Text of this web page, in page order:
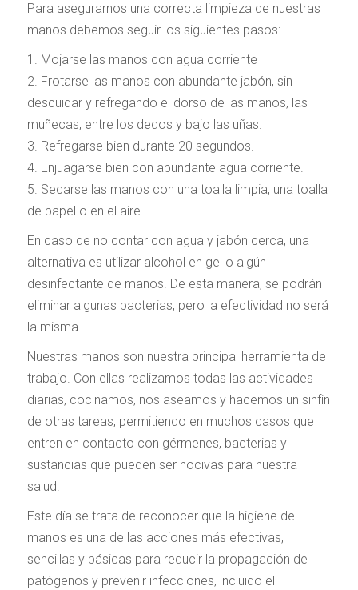
Para asegurarnos una correcta limpieza de nuestras
manos debemos seguir los siguientes pasos:
1. Mojarse las manos con agua corriente
2. Frotarse las manos con abundante jabón, sin
descuidar y refregando el dorso de las manos, las
muñecas, entre los dedos y bajo las uñas.
3. Refregarse bien durante 20 segundos.
4. Enjuagarse bien con abundante agua corriente.
5. Secarse las manos con una toalla limpia, una toalla
de papel o en el aire.
En caso de no contar con agua y jabón cerca, una
alternativa es utilizar alcohol en gel o algún
desinfectante de manos. De esta manera, se podrán
eliminar algunas bacterias, pero la efectividad no será
la misma.
Nuestras manos son nuestra principal herramienta de
trabajo. Con ellas realizamos todas las actividades
diarias, cocinamos, nos aseamos y hacemos un sinfín
de otras tareas, permitiendo en muchos casos que
entren en contacto con gérmenes, bacterias y
sustancias que pueden ser nocivas para nuestra
salud.
Este día se trata de reconocer que la higiene de
manos es una de las acciones más efectivas,
sencillas y básicas para reducir la propagación de
patógenos y prevenir infecciones, incluido el